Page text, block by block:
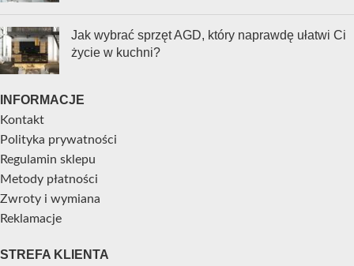
Jak wybrać sprzęt AGD, który naprawdę ułatwi Ci
życie w kuchni?
INFORMACJE
Kontakt
Polityka prywatności
Regulamin sklepu
Metody płatności
Zwroty i wymiana
Reklamacje
STREFA KLIENTA